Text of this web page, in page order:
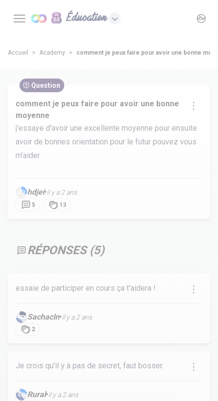
Éducation
Accueil Academy comment je peux faire pour avoir une bonne
Question
comment je peux faire pour avoir une bonne
moyenne
j'essaye d'avoir une excellente moyenne pour ensuite
avoir de bonnes orientation pour le futur pouvez vous
m'aider
hdjei•il y a 2 ans
5 13
RÉPONSES (5)
essaie de participer en cours ça t'aidera !
Sachacln•il y a 2 ans
2
Je crois qu'il y à pas de secret, faut bosser.
Rural•il y a 2 ans